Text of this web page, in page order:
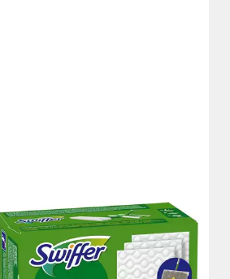
DRY CLEAN & FRESH
Reinigungstücher (18er Pack
trockene Bodentücher mit Duft)
6,89 €